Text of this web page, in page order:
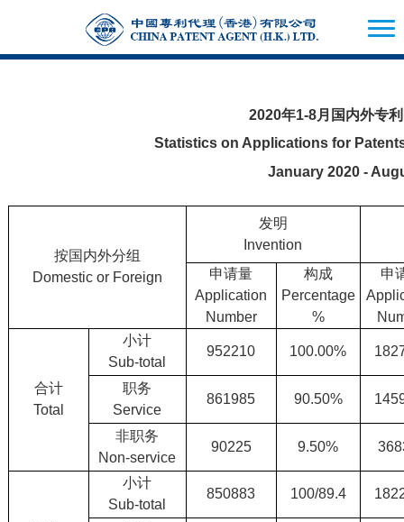
2020年1-8月国内外专
Statistics on Applications for
January 2020 -
按国内外分组
Domestic or Foreign
发明
Invention
申请量
Application
Number
构成
Percentage
%
申
合计
Total
小计
Sub-total
952210 100.00%
职务
Service
861985 90.50%
非职务
Non-service
90225 9.50%
小计
Sub-total
850883 100/89.4